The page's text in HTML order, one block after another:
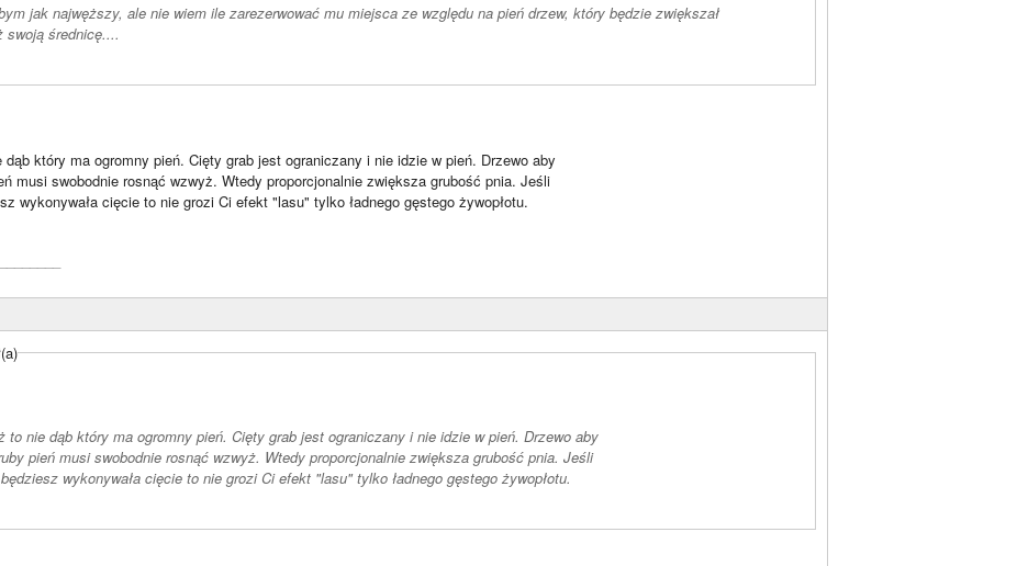
jak najwęższy, ale nie wiem ile zarezerwować mu miejsca ze względu na pień drzew, który będzie zwiększał
swoją średnicę....
dąb który ma ogromny pień. Cięty grab jest ograniczany i nie idzie w pień. Drzewo aby
musi swobodnie rosnąć wzwyż. Wtedy proporcjonalnie zwiększa grubość pnia. Jeśli
wykonywała cięcie to nie grozi Ci efekt "lasu" tylko ładnego gęstego żywopłotu.
to nie dąb który ma ogromny pień. Cięty grab jest ograniczany i nie idzie w pień. Drzewo aby
pień musi swobodnie rosnąć wzwyż. Wtedy proporcjonalnie zwiększa grubość pnia. Jeśli
wykonywała cięcie to nie grozi Ci efekt "lasu" tylko ładnego gęstego żywopłotu.